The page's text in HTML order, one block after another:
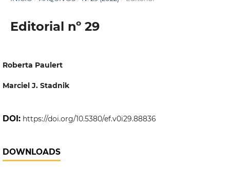
Editorial nº 29
Roberta Paulert
Marciel J. Stadnik
DOI: https://doi.org/10.5380/ef.v0i29.88836
DOWNLOADS